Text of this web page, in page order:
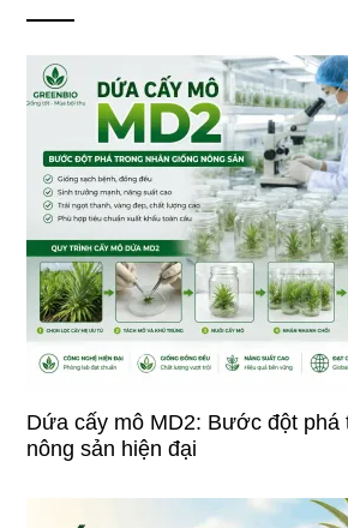
Dứa cấy mô MD2: Bước đột phá
nông sản hiện đại